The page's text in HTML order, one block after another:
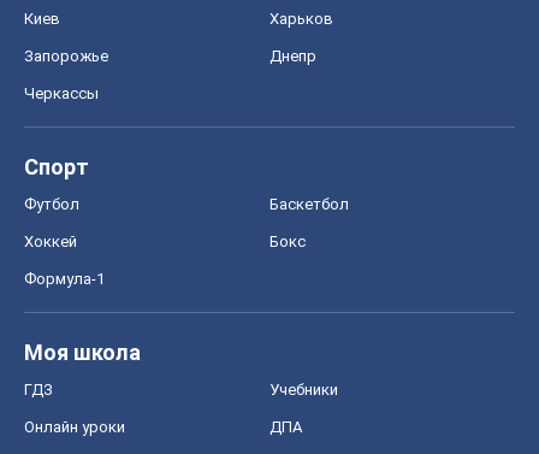
Киев Харьков
Запорожье Днепр
Черкассы
Спорт
Футбол Баскетбол
Хоккей Бокс
Формула-1
Моя школа
ГДЗ Учебники
Онлайн уроки ДПА